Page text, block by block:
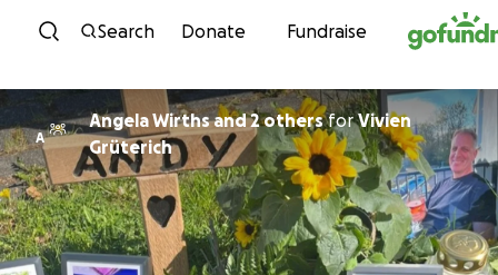
Skip to content
Search Donate Fundraise
A
Angela Wirths and 2 othersforVivien
Grüterich